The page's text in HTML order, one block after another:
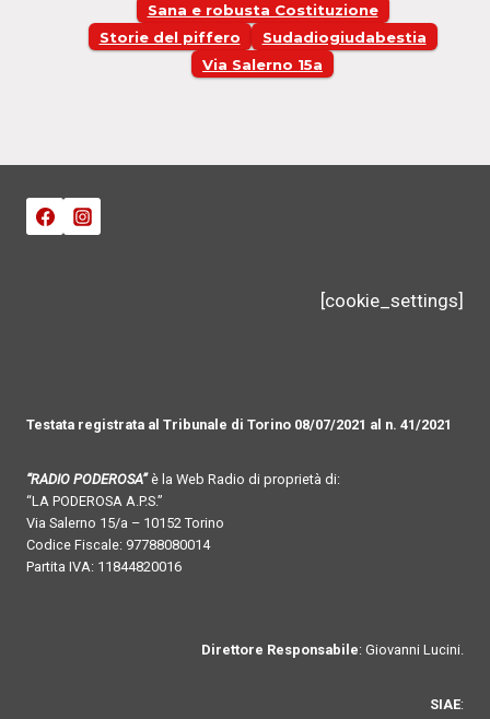
Sana e robusta Costituzione
Storie del piffero
Sudadiogiudabestia
Via Salerno 15a
[cookie_settings]
Testata registrata al Tribunale di Torino 08/07/2021 al n. 41/2021
“RADIO PODEROSA”è la Web Radio di proprietà di:
“LA PODEROSA A.P.S.”
Via Salerno 15/a – 10152 Torino
Codice Fiscale: 97788080014
Partita IVA: 11844820016
Direttore Responsabile: Giovanni Lucini.
SIAE: